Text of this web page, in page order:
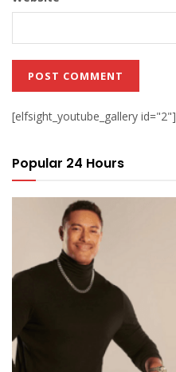
[elfsight_youtube_gallery id="2"]
Popular 24 Hours